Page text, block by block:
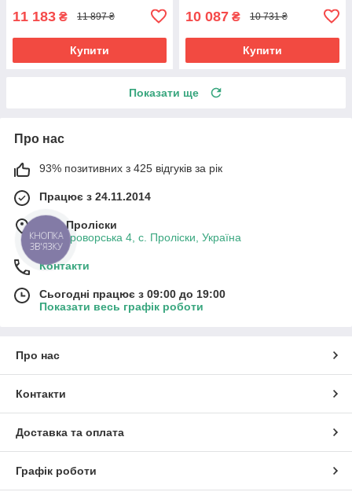
11 183 ₴ 11 897 ₴
Купити
10 087 ₴ 10 731 ₴
Купити
Показати ще
Про нас
93% позитивних з 425 відгуків за рік
Працює з 24.11.2014
м. с. Проліски
вул. Броворська 4, с. Проліски, Україна
Контакти
Сьогодні працює з 09:00 до 19:00
Показати весь графік роботи
Про нас
Контакти
Доставка та оплата
Графік роботи
КНОПКА
ЗВ'ЯЗКУ